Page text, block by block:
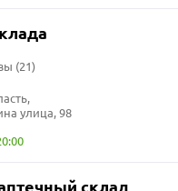
(21)
улица, 98
склад